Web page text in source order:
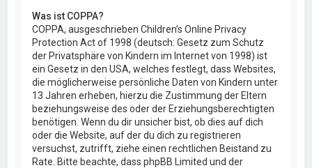
Was ist COPPA?
COPPA, ausgeschrieben Children’s Online Privacy
Protection Act of 1998 (deutsch: Gesetz zum Schutz
der Privatsphäre von Kindern im Internet von 1998) ist
ein Gesetz in den USA, welches festlegt, dass Websites,
die möglicherweise persönliche Daten von Kindern unter
13 Jahren erheben, hierzu die Zustimmung der Eltern
beziehungsweise des oder der Erziehungsberechtigten
benötigen. Wenn du dir unsicher bist, ob dies auf dich
oder die Website, auf der du dich zu registrieren
versuchst, zutrifft, ziehe einen rechtlichen Beistand zu
Rate. Bitte beachte, dass phpBB Limited und der